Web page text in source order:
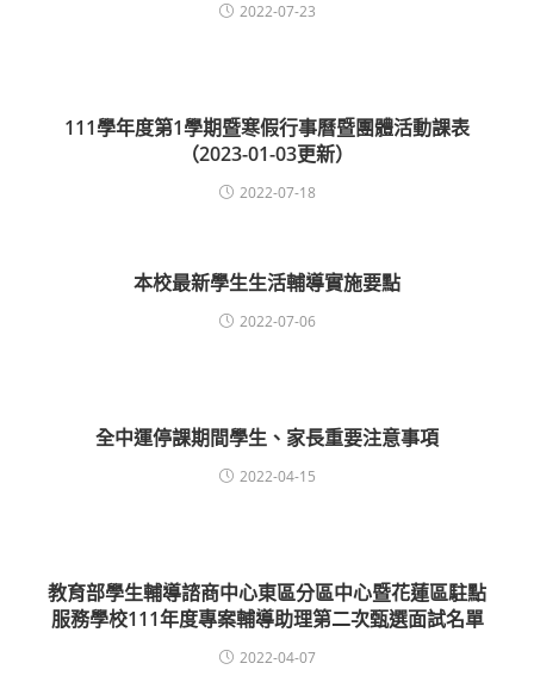
2022-07-23
111學年度第1學期暨寒假行事曆暨團體活動課表
（2023-01-03更新）
2022-07-18
本校最新學生生活輔導實施要點
2022-07-06
全中運停課期間學生、家長重要注意事項
2022-04-15
教育部學生輔導諮商中心東區分區中心暨花蓮區駐點
服務學校111年度專案輔導助理第二次甄選面試名單
2022-04-07